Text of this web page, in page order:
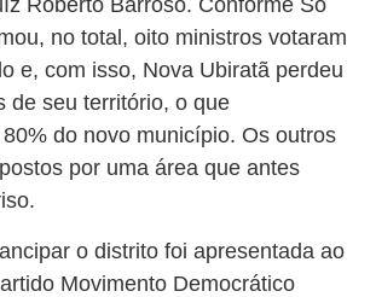
Roberto Barroso. Conforme Só
no total, oito ministros votaram
e, com isso, Nova Ubiratã perdeu
de seu território, o que
do novo município. Os outros
por uma área que antes
o distrito foi apresentada ao
Movimento Democrático